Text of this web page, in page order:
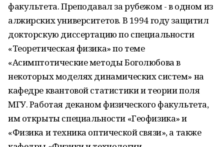
факультета. Преподавал за рубежом - в одном из
алжирских университетов. В 1994 году защитил
докторскую диссертацию по специальности
«Теоретическая физика» по теме
«Асимптотические методы Боголюбова в
некоторых моделях динамических систем» на
кафедре квантовой статистики и теории поля
МГУ. Работая деканом физического факультета,
им открыты специальности «Геофизика» и
«Физика и техника оптической связи», а также